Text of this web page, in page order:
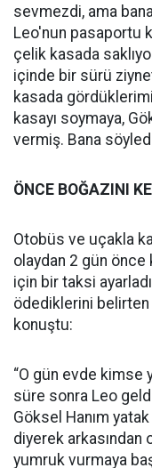
sevmezdi, ama bana
Leo'nun pasaportu
çelik kasada
içinde bir sürü
kasada gördüklerimi
kasayı soymaya,
vermiş. Bana
ÖNCE BOĞAZINI
Otobüs ve uçakla
olaydan 2 gün
için bir taksi
ödediklerini belirten
konuştu:
“O gün evde kimse
süre sonra Leo
Göksel Hanım
diyerek arkasından
yumruk vurmaya